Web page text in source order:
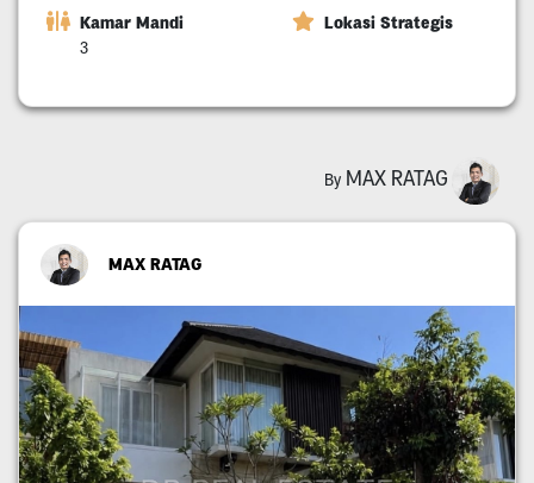
Kamar Mandi
3
Lokasi Strategis
By MAX RATAG
MAX RATAG